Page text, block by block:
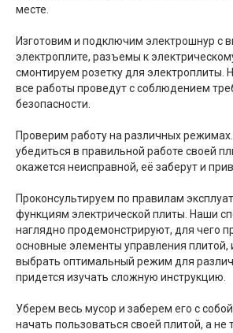
месте.
Изготовим и подключим электрошнур с
электроплите, разъемы к
смонтируем розетку для электроплиты.
все работы проведут с соблюдением
безопасности.
Проверим работу на различных
убедиться в правильной работе своей
окажется неисправной, её заберут и
Проконсультируем по правилам
функциям электрической плиты. Наши
наглядно продемонстрируют, для чего
основные элементы управления плитой,
выбрать оптимальный режим для
придется изучать сложную инструкцию.
Уберем весь мусор и заберем его с
начать пользоваться своей плитой, а не